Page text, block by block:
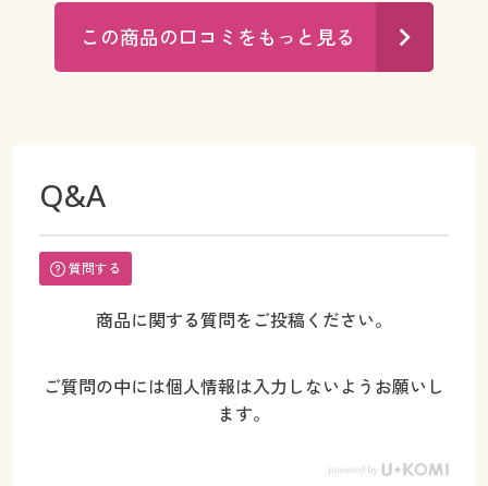
この商品の口コミをもっと見る
Q&A
質問する
商品に関する質問をご投稿ください。
ご質問の中には個人情報は入力しないようお願いし
ます。